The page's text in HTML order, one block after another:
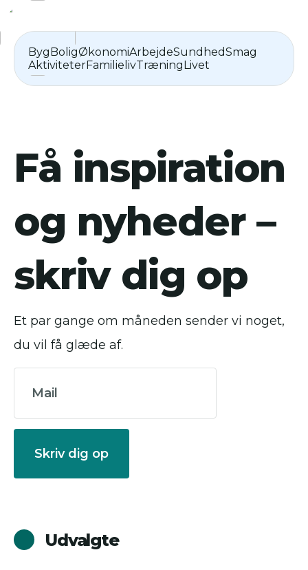
BygBoligØkonomiArbejdeSundhedSmag
AktiviteterFamilielivTræningLivet
Få inspiration
og nyheder –
skriv dig op
Et par gange om måneden sender vi noget,
du vil få glæde af.
Skriv dig op
Udvalgte